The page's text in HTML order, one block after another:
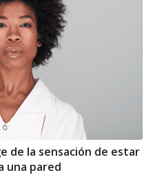
de la sensación de estar
una pared